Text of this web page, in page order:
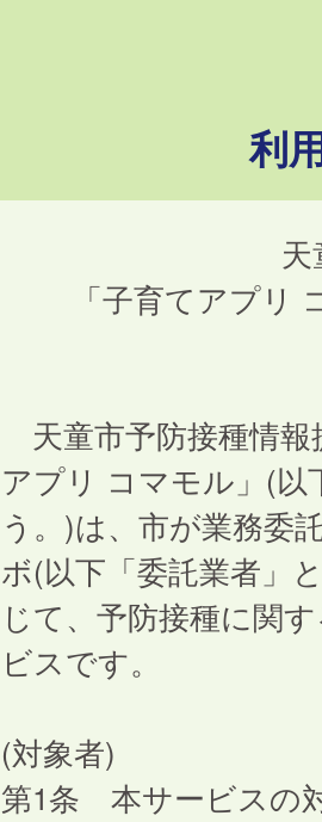
利
天
「子育てアプリ
天童市予防接種情報
アプリ コマモル」(以
う。)は、市が業務委
ボ(以下「委託業者」
じて、予防接種に関
ビスです。
(対象者)
第1条 本サービスの